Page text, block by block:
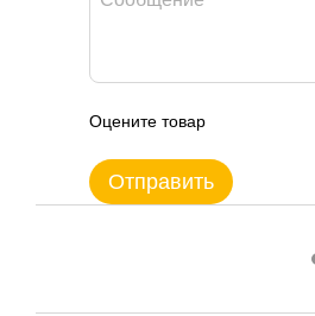
Оцените товар
Отправить